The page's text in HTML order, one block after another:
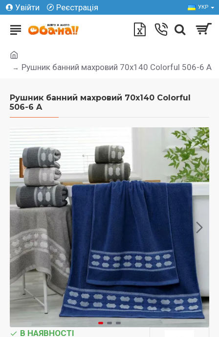
Увійти Реєстрація УКР
Рушник банний махровий 70х140 Colorful 506-6 A
Рушник банний махровий 70х140 Colorful
506-6 A
В НАЯВНОСТІ